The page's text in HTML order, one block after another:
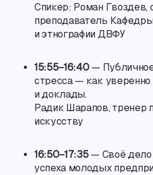
Спикер: Роман Гвоздев,
преподаватель
и этнографии ДВФУ
15:55−16:40—
стресса — как
и доклады.
Радик Шарапов, тренер
искусству
16:50−17:35— Своё дело
успеха молодых